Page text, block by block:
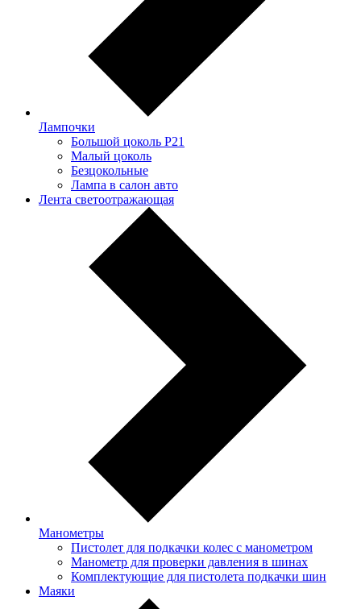
Лампочки
Большой цоколь P21
Малый цоколь
Безцокольные
Лампа в салон авто
Лента светоотражающая
Манометры
Пистолет для подкачки колес с манометром
Манометр для проверки давления в шинах
Комплектующие для пистолета подкачки шин
Маяки